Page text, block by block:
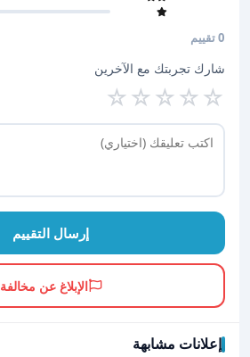
0 تقييم
شارك تجربتك مع الآخرين
☆
☆
☆
☆
☆
إرسال التقييم
الإبلاغ عن مخالفة
إعلانات مشابهة